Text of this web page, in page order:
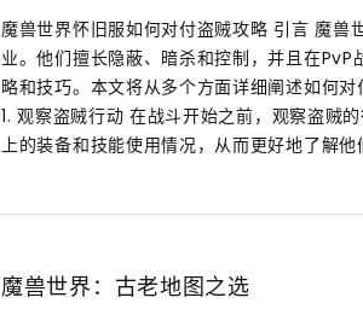
魔兽世界怀旧服如何对付盗贼攻略 引言 魔兽
业。他们擅长隐蔽、暗杀和控制，并且在
略和技巧。本文将从多个方面详细阐述如何
1. 观察盗贼行动 在战斗开始之前，观察盗贼
上的装备和技能使用情况，从而更好地了解
魔兽世界：古老地图之选